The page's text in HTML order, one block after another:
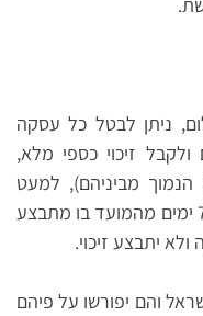
ניתן לבטל כל עסקה
האתר תוך 14 ימים ולקבל זיכוי כספי מלא,
דמי ביטול (או 200 ש"ח, הנמוך מביניהם), למעט
תשלום עבור אירועים החלים פחות מ-7 ימים מהמועד בו מתבצע
יתבצע זיכוי.
והם יפורשו על פיהם